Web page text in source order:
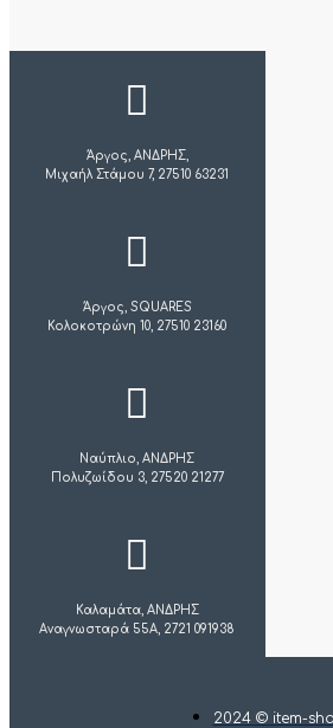
Άργος, ΑΝΔΡΗΣ,
Μιχαήλ Στάμου 7, 27510 63231
Άργος, SQUARES
Κολοκοτρώνη 10, 27510 23160
Ναύπλιο, ΑΝΔΡΗΣ
Πολυζωίδου 3, 27520 21277
Καλαμάτα, ΑΝΔΡΗΣ
Αναγνωσταρά 55Α, 2721 091938
2024 © item-